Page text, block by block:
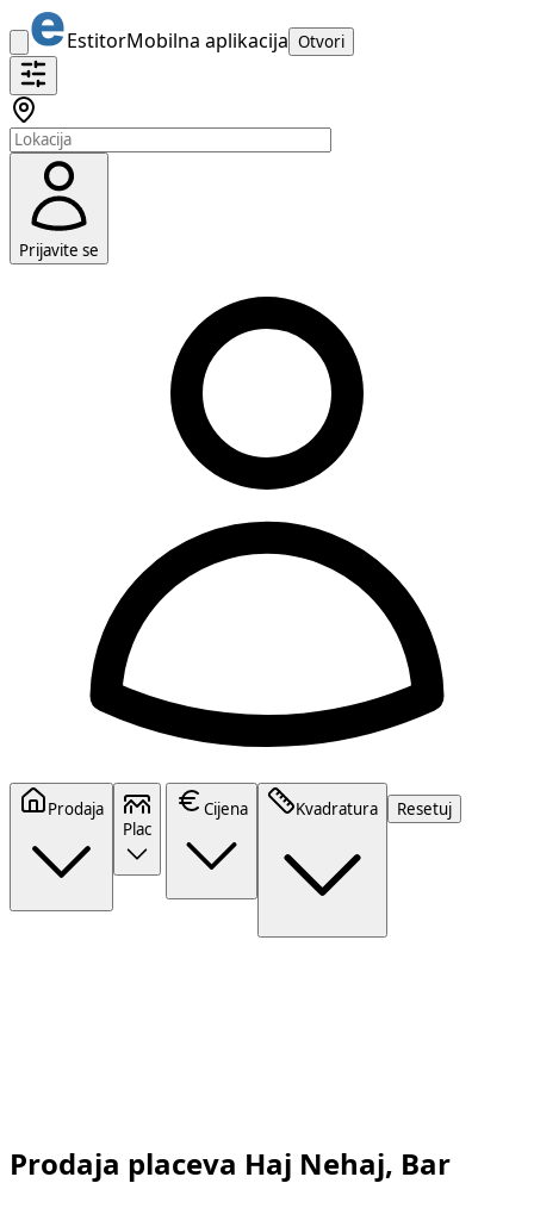
EstitorMobilna aplikacija Otvori
Prijavite se
Prodaja
Plac
Cijena Kvadratura Resetuj
Prodaja placeva Haj Nehaj, Bar